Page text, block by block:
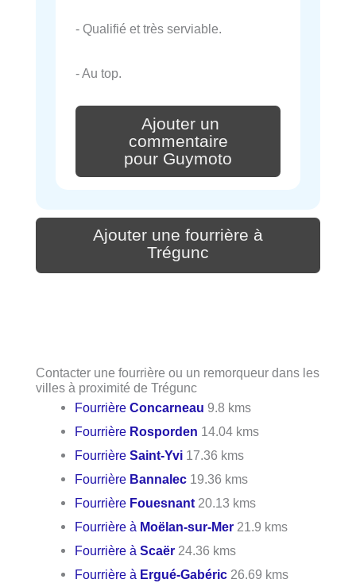
- Qualifié et très serviable.
- Au top.
Ajouter un
commentaire
pour Guymoto
Ajouter une fourrière à
Trégunc
Contacter une fourrière ou un remorqueur dans les
villes à proximité de Trégunc
FourrièreConcarneau 9.8 kms
Fourrière Rosporden 14.04 kms
FourrièreSaint-Yvi 17.36 kms
Fourrière Bannalec 19.36 kms
Fourrière Fouesnant 20.13 kms
Fourrière à Moëlan-sur-Mer 21.9 kms
Fourrière àScaër 24.36 kms
Fourrière à Ergué-Gabéric 26.69 kms